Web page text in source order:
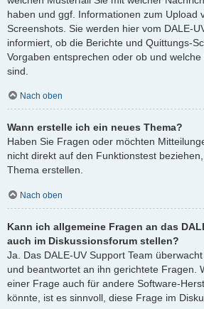
haben und ggf. Informationen zum Upload
Screenshots. Sie werden hier vom DALE-
informiert, ob die Berichte und Quittungs-
Vorgaben entsprechen oder ob und
sind.
Nach oben
Wann erstelle ich ein neues Thema?
Haben Sie Fragen oder möchten
nicht direkt auf den Funktionstest
Thema erstellen.
Nach oben
Kann ich allgemeine Fragen an das
auch im Diskussionsforum stellen?
Ja. Das DALE-UV Support Team
und beantwortet an ihn gerichtete Fragen.
einer Frage auch für andere Software-
könnte, ist es sinnvoll, diese Frage im